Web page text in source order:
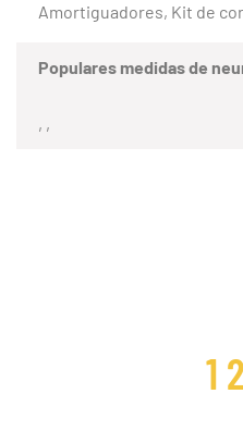
Amortiguadores, Kit de
Populares medidas de
, ,
1